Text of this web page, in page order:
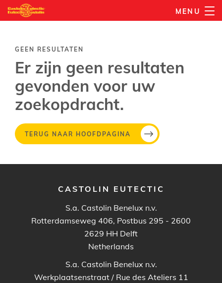
Overslaan
en
inhoud
gaan
MENU
GEEN RESULTATEN
Er zijn geen resultaten
gevonden voor uw
zoekopdracht.
TERUG NAAR HOOFDPAGINA
CASTOLIN EUTECTIC
S.a. Castolin Benelux n.v.
Rotterdamseweg 406, Postbus 295 - 2600
2629 HH Delft
Netherlands
S.a. Castolin Benelux n.v.
Werkplaatsenstraat / Rue des Ateliers 11